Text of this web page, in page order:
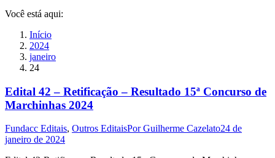
Você está aqui:
Início
2024
janeiro
24
Edital 42 – Retificação – Resultado 15ª Concurso de
Marchinhas 2024
Fundacc Editais, Outros EditaisPorGuilherme Cazelato24 de
janeiro de 2024